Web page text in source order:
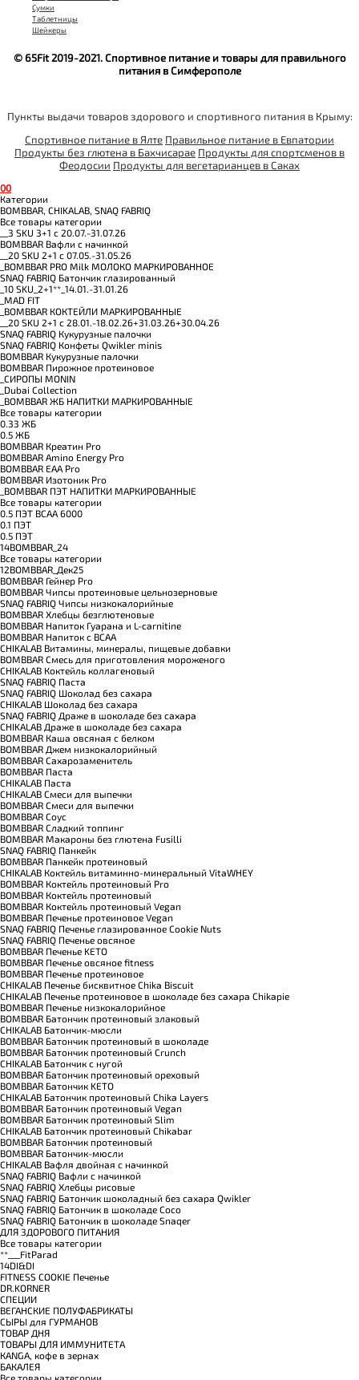
Сумки
Таблетницы
Шейкеры
© 65Fit 2019-2021. Спортивное питание и товары для правильного
питания в Симферополе
Пункты выдачи товаров здорового и спортивного питания в Крыму:
Спортивное питание в Ялте Правильное питание в Евпатории
Продукты без глютена в Бахчисарае Продукты для спортсменов в
Феодосии Продукты для вегетарианцев в Саках
00
Категории
BOMBBAR, CHIKALAB, SNAQ FABRIQ
Все товары категории
__3 SKU 3+1 с 20.07.-31.07.26
BOMBBAR Вафли с начинкой
__20 SKU 2+1 с 07.05.-31.05.26
_BOMBBAR PRO Milk МОЛОКО МАРКИРОВАННОЕ
SNAQ FABRIQ Батончик глазированный
_10 SKU_2+1**_14.01.-31.01.26
_MAD FIT
_BOMBBAR КОКТЕЙЛИ МАРКИРОВАННЫЕ
__20 SKU 2+1 с 28.01.-18.02.26+31.03.26+30.04.26
SNAQ FABRIQ Кукурузные палочки
SNAQ FABRIQ Конфеты Qwikler minis
BOMBBAR Кукурузные палочки
BOMBBAR Пирожное протеиновое
_CИРОПЫ MONIN
_Dubai Collection
_BOMBBAR ЖБ НАПИТКИ МАРКИРОВАННЫЕ
Все товары категории
0.33 ЖБ
0.5 ЖБ
BOMBBAR Креатин Pro
BOMBBAR Amino Energy Pro
BOMBBAR EAA Pro
BOMBBAR Изотоник Pro
_BOMBBAR ПЭТ НАПИТКИ МАРКИРОВАННЫЕ
Все товары категории
0.5 ПЭТ ВСАА 6000
0.1 ПЭТ
0.5 ПЭТ
14BOMBBAR_24
Все товары категории
12BOMBBAR_Дек25
BOMBBAR Гейнер Pro
BOMBBAR Чипсы протеиновые цельнозерновые
SNAQ FABRIQ Чипсы низкокалорийные
BOMBBAR Хлебцы безглютеновые
BOMBBAR Напиток Гуарана и L-carnitine
BOMBBAR Напиток с BCAA
CHIKALAB Витамины, минералы, пищевые добавки
BOMBBAR Смесь для приготовления мороженого
CHIKALAB Коктейль коллагеновый
SNAQ FABRIQ Паста
SNAQ FABRIQ Шоколад без сахара
CHIKALAB Шоколад без сахара
SNAQ FABRIQ Драже в шоколаде без сахара
CHIKALAB Драже в шоколаде без сахара
BOMBBAR Каша овсяная с белком
BOMBBAR Джем низкокалорийный
BOMBBAR Сахарозаменитель
BOMBBAR Паста
CHIKALAB Паста
CHIKALAB Смеси для выпечки
BOMBBAR Смеси для выпечки
BOMBBAR Соус
BOMBBAR Сладкий топпинг
BOMBBAR Макароны без глютена Fusilli
SNAQ FABRIQ Панкейк
BOMBBAR Панкейк протеиновый
CHIKALAB Коктейль витаминно-минеральный VitaWHEY
BOMBBAR Коктейль протеиновый Pro
BOMBBAR Коктейль протеиновый
BOMBBAR Коктейль протеиновый Vegan
BOMBBAR Печенье протеиновое Vegan
SNAQ FABRIQ Печенье глазированное Cookie Nuts
SNAQ FABRIQ Печенье овсяное
BOMBBAR Печенье KETO
BOMBBAR Печенье овсяное fitness
BOMBBAR Печенье протеиновое
CHIKALAB Печенье бисквитное Chika Biscuit
CHIKALAB Печенье протеиновое в шоколаде без сахара Chikapie
BOMBBAR Печенье низкокалорийное
BOMBBAR Батончик протеиновый злаковый
CHIKALAB Батончик-мюсли
BOMBBAR Батончик протеиновый в шоколаде
BOMBBAR Батончик протеиновый Crunch
CHIKALAB Батончик с нугой
BOMBBAR Батончик протеиновый ореховый
BOMBBAR Батончик KETO
CHIKALAB Батончик протеиновый Chika Layers
BOMBBAR Батончик протеиновый Vegan
BOMBBAR Батончик протеиновый Slim
CHIKALAB Батончик протеиновый Chikabar
BOMBBAR Батончик протеиновый
BOMBBAR Батончик-мюсли
CHIKALAB Вафля двойная с начинкой
SNAQ FABRIQ Вафли с начинкой
SNAQ FABRIQ Хлебцы рисовые
SNAQ FABRIQ Батончик шоколадный без сахара Qwikler
SNAQ FABRIQ Батончик в шоколаде Coco
SNAQ FABRIQ Батончик в шоколаде Snaqer
ДЛЯ ЗДОРОВОГО ПИТАНИЯ
Все товары категории
**___FitParad
14DI&DI
FITNESS COOKIE Печенье
DR.KORNER
СПЕЦИИ
ВЕГАНСКИЕ ПОЛУФАБРИКАТЫ
СЫРЫ для ГУРМАНОВ
TОВАР ДНЯ
TОВАРЫ ДЛЯ ИММУНИТЕТА
КANGA, кофе в зернах
БАКАЛЕЯ
Все товары категории